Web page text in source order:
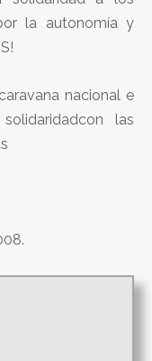
la autonomía y
nacional e
las